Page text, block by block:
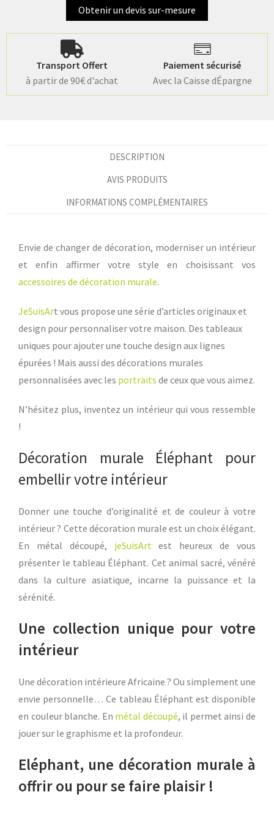
Obtenir un devis sur-mesure
Transport Offert
à partir de 90€ d'achat
Paiement sécurisé
Avec la Caisse dÉpargne
DESCRIPTION
AVIS PRODUITS
INFORMATIONS COMPLÉMENTAIRES
Envie de changer de décoration, moderniser un intérieur
et enfin affirmer votre style en choisissant vos
accessoires de décoration murale.
JeSuisArt vous propose une série d’articles originaux et
design pour personnaliser votre maison. Des tableaux
uniques pour ajouter une touche design aux lignes
épurées ! Mais aussi des décorations murales
personnalisées avec les portraits de ceux que vous aimez.
N’hésitez plus, inventez un intérieur qui vous ressemble
!
Décoration murale Éléphant pour
embellir votre intérieur
Donner une touche d’originalité et de couleur à votre
intérieur ? Cette décoration murale est un choix élégant.
En métal découpé, jeSuisArtest heureux de vous
présenter le tableau Éléphant. Cet animal sacré, vénéré
dans la culture asiatique, incarne la puissance et la
sérénité.
Une collection unique pour votre
intérieur
Une décoration intérieure Africaine ? Ou simplement une
envie personnelle… Ce tableau Éléphant est disponible
en couleur blanche. En métal découpé, il permet ainsi de
jouer sur le graphisme et la profondeur.
Eléphant, une décoration murale à
offrir ou pour se faire plaisir !